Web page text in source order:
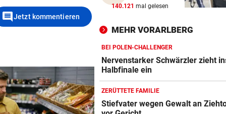
commentJetzt kommentieren
140.121 mal gelesen
MEHR VORARLBERG
BEI POLEN-CHALLENGER
Nervenstarker Schwärzler zieht
Halbfinale ein
ZERÜTTETE FAMILIE
Stiefvater wegen Gewalt an